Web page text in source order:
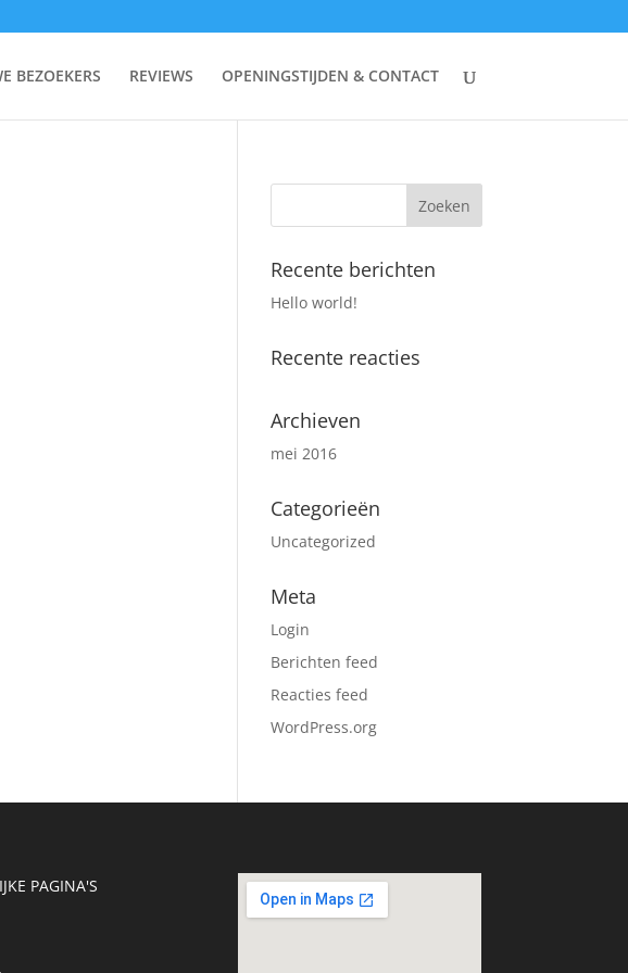
BEZOEKERS REVIEWS OPENINGSTIJDEN & CONTACT
Recente berichten
Hello world!
Recente reacties
Archieven
mei 2016
Categorieën
Uncategorized
Meta
Login
Berichten feed
Reacties feed
WordPress.org
PAGINA'S